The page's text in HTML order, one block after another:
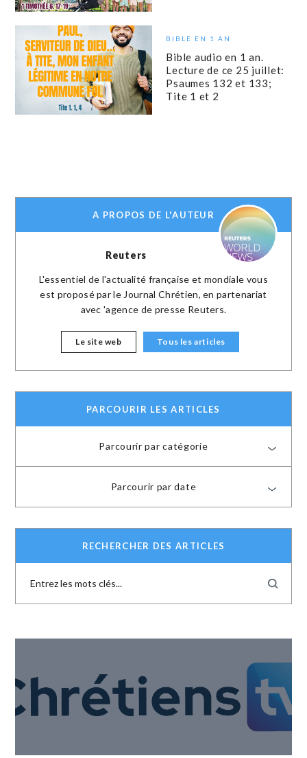
BIBLE EN 1 AN
Bible audio en 1 an.
Lecture de ce 25 juillet:
Psaumes 132 et 133;
Tite 1 et 2
A PROPOS DE L'AUTEUR
Reuters
L'essentiel de l'actualité française et mondiale vous
est proposé par le Journal Chrétien, en partenariat
avec 'agence de presse Reuters.
Le site web Tous les articles
PARCOURIR LES ARTICLES
Parcourir par catégorie
Parcourir par date
RECHERCHER DES ARTICLES